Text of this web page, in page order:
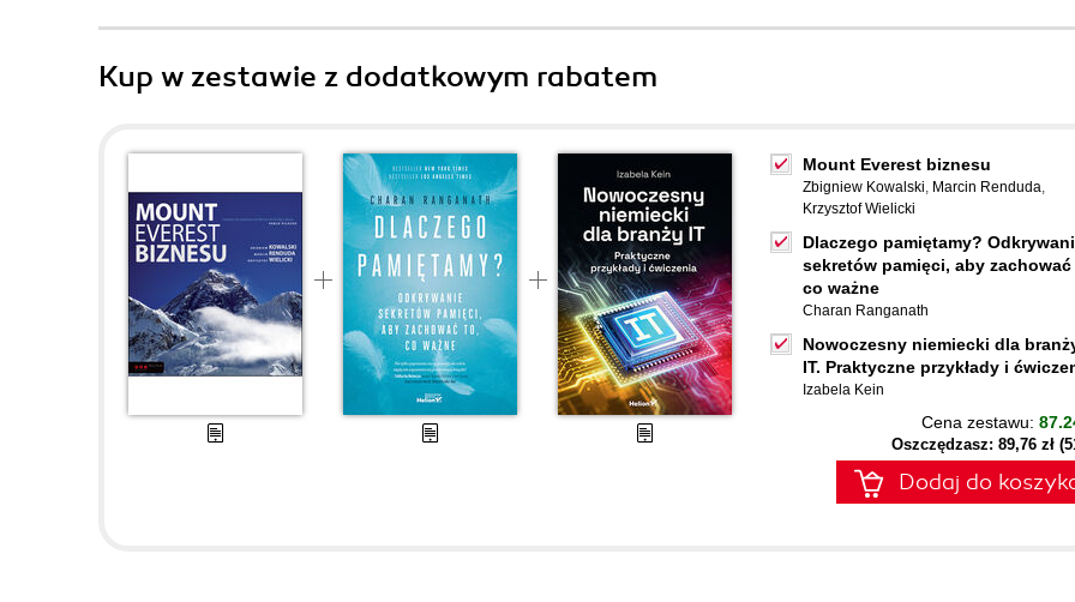
Kup w zestawie z dodatkowym rabatem
Mount Everest biznesu
Zbigniew Kowalski, Marcin Renduda,
Krzysztof Wielicki
Dlaczego pamiętamy?
sekretów pamięci, aby zachować
co ważne
Charan Ranganath
Nowoczesny niemiecki dla
IT. Praktyczne przykłady i
Izabela Kein
Cena zestawu:
Oszczędzasz: 89,76 zł
Dodaj do